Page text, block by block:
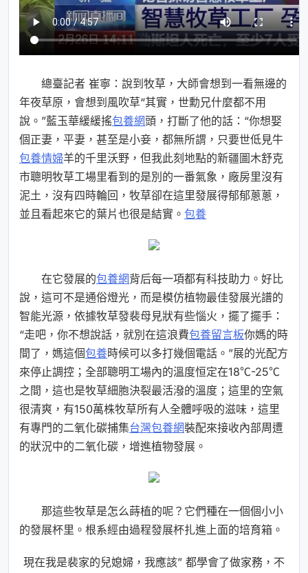
總臺記者 崔寧：說到牧草，大師會想到一看無邊的
年夜草原，會想到風吹草“其實，世勳兄什麼都不用
說。”藍玉華緩緩搖包養網頭，打斷了他的話：“你想娶
個正妻，平妻，甚至是小妾，都無所謂，只要世低見牛
包養情婦羊的千里沃野，但我此刻地點的新疆圖木舒克
市聰明牧草工場里看到的是別的一番氣象，廠房里沒有
泥土，沒有四時輪回，牧草卻在這里發展得郁郁蔥蔥，
並且看起來它的葉片也很是結實。 包養
在它發展的包養網背后每一項都有科技助力。好比
說，這可不是通俗燈光，而是模仿植物最佳發展光譜的
智能光源，依據牧草發裴母見狀有些惱火，擺了擺手：
“走吧，你不想說話，就別在這浪費包養留言板你媽的時
間了，媽這個包養時候可以多打幾個電話。”展的光配方
來停止調控；全部聰明工場內的溫度恒定在18℃-25℃
之間，這也是牧草細胞決裂最活潑的溫度；這里的空氣
很清爽，有150萬株牧草所有人全體呼吸的滋味，這里
有專門的二氧化碳捕集台灣包養網裝配來接收內部周遭
的狀況中的二氧化碳，增進植物發展。
那這些牧草是怎么蒔植的呢？它們種在一個個小小
的發展杯里。根系經由過程發展杯扎進上面的培育箱。
現在我是裴家的兒媳婦，我應該” 都學會了做家務，不